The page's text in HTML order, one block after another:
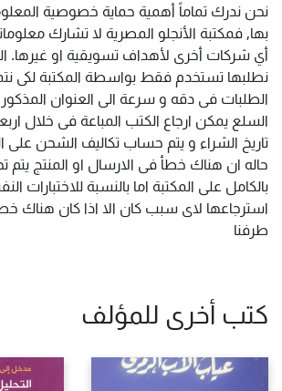
نحن ندرك تماماً أهمية حماية خصوصية
بها, فمكتبة الأنجلو المصرية لا تشارك
أي شركات أخرى لأهداف تسويقية او غيرها.
نطلبها تستخدم فقط بواسطة المكتبة لكى
الطلبات فى دقه و سرعة الى العنوان
السلع يمكن ارجاع الكتب المباعة فى خلال
تاريخ الشراء و يتم حساب تكاليف الشحن
حاله ان هناك خطأ فى الارسال او المنتج
بالكامل على المكتبة اما بالنسبة للاختبارات
استرجاعها لاى سبب كان الا اذا كان هناك
طرفنا
كتب أخرى للمؤلف